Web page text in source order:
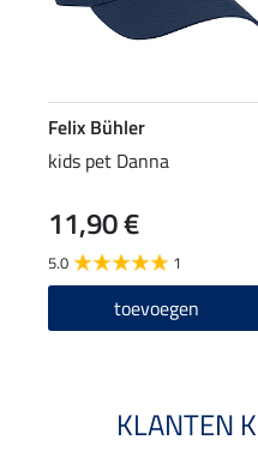
Felix Bühler
kids pet Danna
11,90 €
5.0 1
toevoegen
KLANTEN